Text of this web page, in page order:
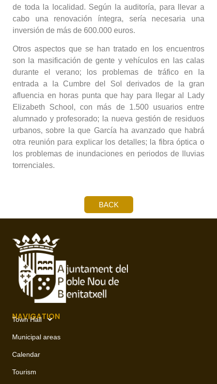
de toda la localidad. Según la auditoría, para llevar a
cabo una renovación íntegra, sería necesaria una
inversión de más de 600.000 euros.
Otros aspectos que se han tratado en los encuentros
son la masificación de gente y vehículos en las calas
durante el verano; los problemas de tráfico en la
entrada a la Cumbre del Sol derivados de la gran
afluencia en horas punta que hay para llegar al Lady
Elizabeth School, con más de 1.500 usuarios entre
alumnado y profesorado; la nueva gestión de residuos
urbanos, sobre la que García ha avanzado que habrá
otra reunión para explicar los detalles; la fibra óptica o
los problemas de inundaciones en periodos de lluvias
torrenciales.
BACK
NAVIGATION
Town Hall
Municipal areas
Calendar
Tourism